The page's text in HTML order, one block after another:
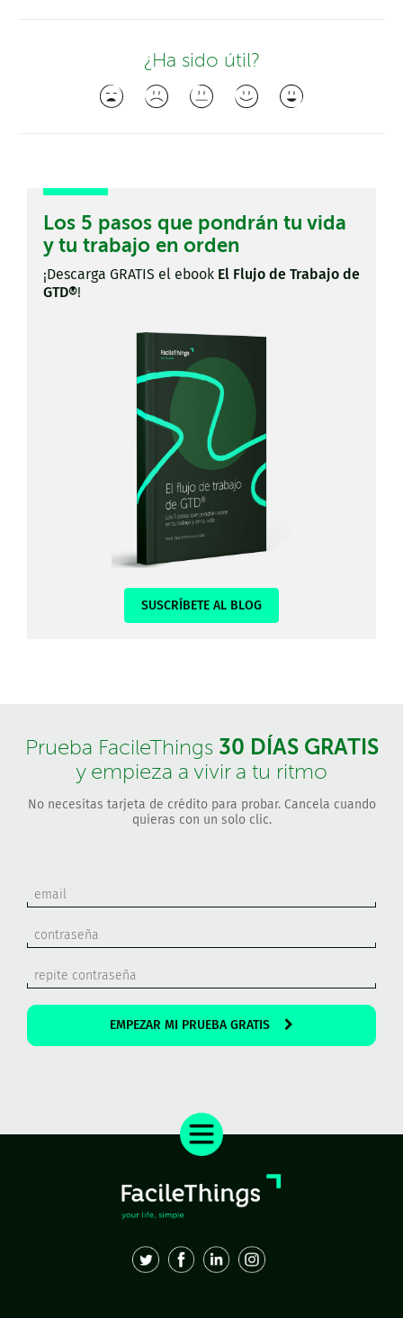
¿Ha sido útil?
Los 5 pasos que pondrán tu vida
y tu trabajo en orden
¡Descarga GRATIS el ebook El Flujo de Trabajo de
GTD®!
SUSCRÍBETE AL BLOG
Prueba FacileThings 30 DÍAS GRATIS
y empieza a vivir a tu ritmo
No necesitas tarjeta de crédito para probar. Cancela cuando
quieras con un solo clic.